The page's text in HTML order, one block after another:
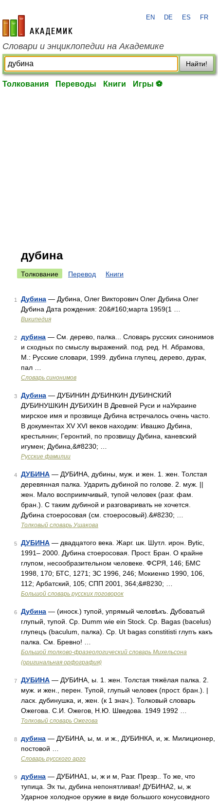
academic.ru
EN DE ES FR
Словари и энциклопедии на Академике
Найти!
Толкования Переводы Книги Игры ⚽
дубина
Толкование Перевод Книги
1 Дубина — Дубина, Олег Викторович Олег Дубина Олег
Дубина Дата рождения: 20&#160;марта 1959(1 …
Википедия
2 дубина — См. дерево, палка... Словарь русских синонимов
и сходных по смыслу выражений. под. ред. Н. Абрамова,
М.: Русские словари, 1999. дубина глупец, дерево, дурак,
пал …
Словарь синонимов
3 Дубина — ДУБИНИН ДУБИНКИН ДУБИНСКИЙ
ДУБИНУШКИН ДУБИХИН В Древней Руси и наУкраине
мирское имя и прозвище Дубина встречалось очень часто.
В документах XV XVI веков находим: Ивашко Дубина,
крестьянин; Геронтий, по прозвищу Дубина, каневский
игумен; Дубина,&#8230; …
Русские фамилии
4 ДУБИНА — ДУБИНА, дубины, муж. и жен. 1. жен. Толстая
деревянная палка. Ударить дубиной по голове. 2. муж. ||
жен. Мало восприимчивый, тупой человек (разг. фам.
бран.). С таким дубиной и разговаривать не хочется.
Дубина стоеросовая (см. стоеросовый).&#8230; …
Толковый словарь Ушакова
5 ДУБИНА — двадцатого века. Жарг. шк. Шутл. ирон. Bytic,
1991– 2000. Дубина стоеросовая. Прост. Бран. О крайне
глупом, несообразительном человеке. ФСРЯ, 146; БМС
1998, 170; БТС, 1271; ЗС 1996, 246; Мокиенко 1990, 106,
112; Арбатский, 105; СПП 2001, 364;&#8230; …
Большой словарь русских поговорок
6 Дубина — (иноск.) тупой, упрямый человѣкъ. Дубоватый
глупый, тупой. Ср. Dumm wie ein Stock. Ср. Bagas (bacelus)
глупецъ (baculum, палка). Ср. Ut bagas constitisti глупъ какъ
палка. См. Бревно! …
Большой толково-фразеологический словарь Михельсона
(оригинальная орфография)
7 ДУБИНА — ДУБИНА, ы. 1. жен. Толстая тяжёлая палка. 2.
муж. и жен., перен. Тупой, глупый человек (прост. бран.). |
ласк. дубинушка, и, жен. (к 1 знач.). Толковый словарь
Ожегова. С.И. Ожегов, Н.Ю. Шведова. 1949 1992 …
Толковый словарь Ожегова
8 дубина — ДУБИНА, ы, м. и ж., ДУБИНКА, и, ж. Милиционер,
постовой …
Словарь русского арго
9 дубина — ДУБИНА1, ы, ж и м, Разг. Презр.. То же, что
тупица. Эх ты, дубина непонятливая! ДУБИНА2, ы, ж
Ударное холодное оружие в виде большого конусовидного